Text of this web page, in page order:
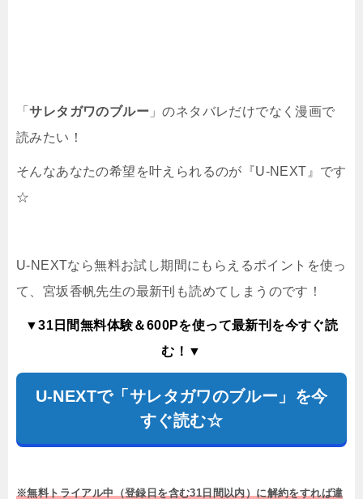
「サレタガワのブルー 」のネタバレだけでなく漫画で
読みたい！
そんなあなたの希望を叶えられるのが『U-NEXT』です
☆
U-NEXTなら無料お試し期間にもらえるポイントを使っ
て、宮坂香帆先生の最新刊も読めてしまうのです！
▼31日間無料体験＆600Pを使って最新刊を今すぐ読
む！▼
U-NEXTで「サレタガワのブルー」を今
すぐ読む☆
※無料トライアル中（登録日を含む31日間以内）に解約をすれば違